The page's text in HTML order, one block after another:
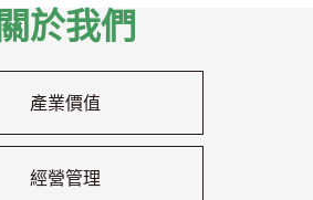
關於我們
產業價值
經營管理